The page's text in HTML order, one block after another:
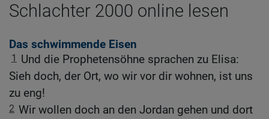
Schlachter 2000 online lesen
Das schwimmende Eisen
1
Und die Prophetensöhne sprachen zu Elisa:
Sieh doch, der Ort, wo wir vor dir wohnen, ist uns
zu eng!
2 Wir wollen doch an den Jordan gehen und dort